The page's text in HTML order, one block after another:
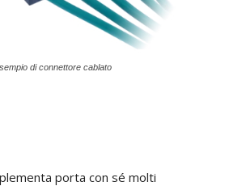
di connettore cablato
porta con sé molti